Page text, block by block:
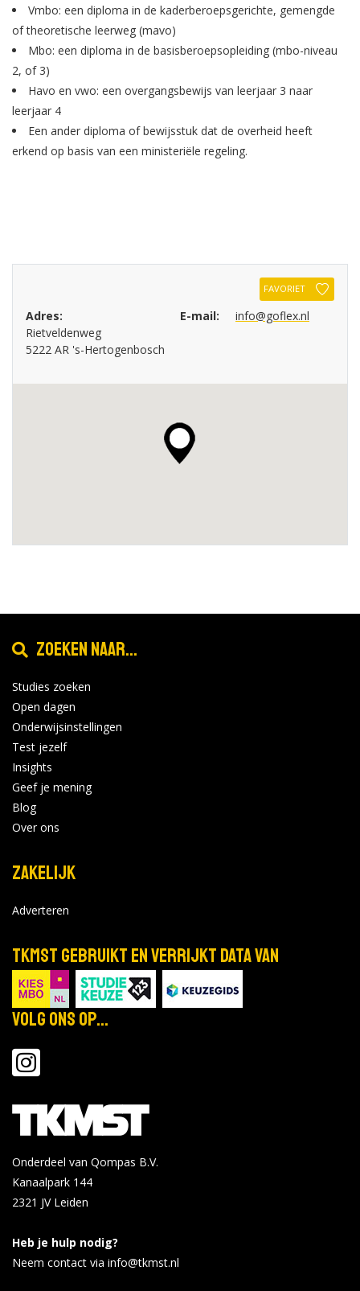
Vmbo: een diploma in de kaderberoepsgerichte, gemengde
of theoretische leerweg (mavo)
Mbo: een diploma in de basisberoepsopleiding (mbo-niveau
2, of 3)
Havo en vwo: een overgangsbewijs van leerjaar 3 naar
leerjaar 4
Een ander diploma of bewijsstuk dat de overheid heeft
erkend op basis van een ministeriële regeling.
FAVORIET
Adres:
Rietveldenweg
5222 AR 's-Hertogenbosch
E-mail: info@goflex.nl
Zoeken naar...
Studies zoeken
Open dagen
Onderwijsinstellingen
Test jezelf
Insights
Geef je mening
Blog
Over ons
Zakelijk
Adverteren
TKMST gebruikt en verrijkt data van
Volg ons op...
Onderdeel van Qompas B.V.
Kanaalpark 144
2321 JV Leiden
Heb je hulp nodig?
Neem contact via info@tkmst.nl